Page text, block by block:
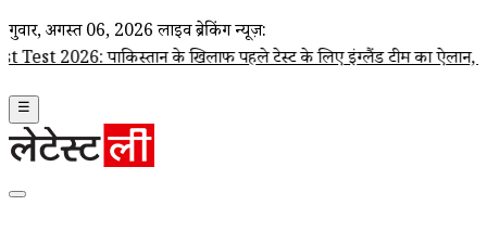
गुरूवार, अगस्त 06, 2026 लाइव ब्रेकिंग न्यूज़:
पाकिस्तान के खिलाफ पहले टेस्ट के लिए इंग्लैंड टीम का ऐलान, जो रूट
☰